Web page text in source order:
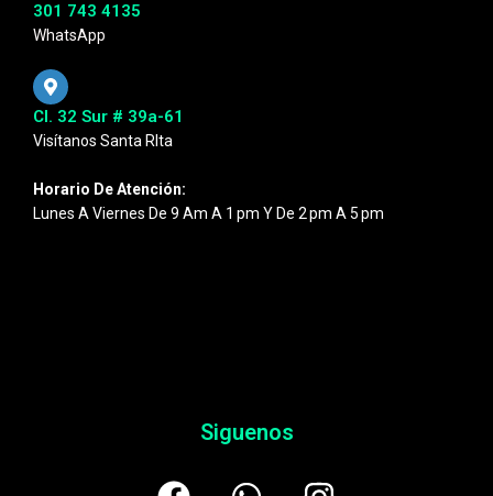
301 743 4135
WhatsApp
Cl. 32 Sur # 39a-61
Visítanos Santa RIta
Horario De Atención:
Lunes A Viernes De 9 Am A 1 Pm Y De 2 Pm A 5 Pm
Siguenos